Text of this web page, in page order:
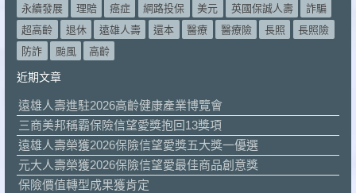
永續發展
理賠 癌症 網路投保 美元 英國保誠人壽
詐騙
超高齡
退休 遠雄人壽 還本 醫療 醫療險 長照
長照險
防詐
颱風 高齡
近期文章
遠雄人壽進駐2026高齡健康產業博覽會
三商美邦稱霸保險信望愛獎抱回13獎項
遠雄人壽榮獲2026保險信望愛獎五大獎一優選
元大人壽榮獲2026保險信望愛最佳商品創意獎
保險價值轉型成果獲肯定